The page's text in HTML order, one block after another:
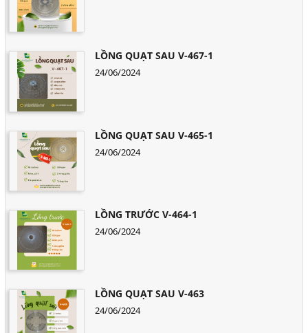
LỒNG QUẠT SAU V-467-1
24/06/2024
LỒNG QUẠT SAU V-465-1
24/06/2024
LỒNG TRƯỚC V-464-1
24/06/2024
LỒNG QUẠT SAU V-463
24/06/2024